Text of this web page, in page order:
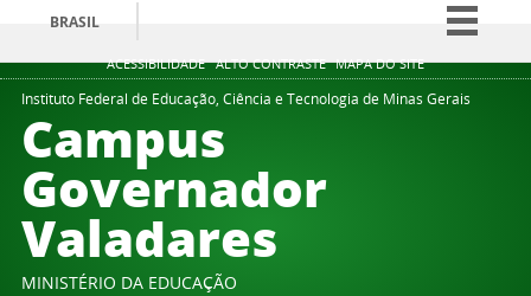
ACESSIBILIDADE ALTO CONTRASTE MAPA DO SITE
BRASIL
Simplifique!
Comunica BR
Instituto Federal de Educação, Ciência e Tecnologia de Minas Gerais
Campus
Governador
Valadares
MINISTÉRIO DA EDUCAÇÃO